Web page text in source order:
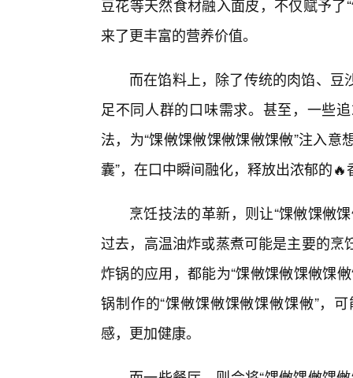
豆花等天然食材融入面皮，不仅赋予
来了更丰富的营养价值。
而在馅料上，除了传统的肉馅、
足不同人群的口味需求。甚至，一些
法，为“馃敒馃敒馃敒馃敒馃敒”注入意
囊”，在口中瞬间融化，释放出浓郁的🔥
烹饪技法的革新，则让“馃敒馃敒
过去，高温油炸或蒸煮可能是主要的
炸锅的应用，都能为“馃敒馃敒馃敒馃
锅制作的“馃敒馃敒馃敒馃敒馃敒”，
感，更加健康。